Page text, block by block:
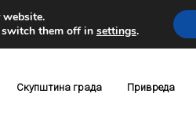
Скупштина града Привреда
website.
them off in settings.